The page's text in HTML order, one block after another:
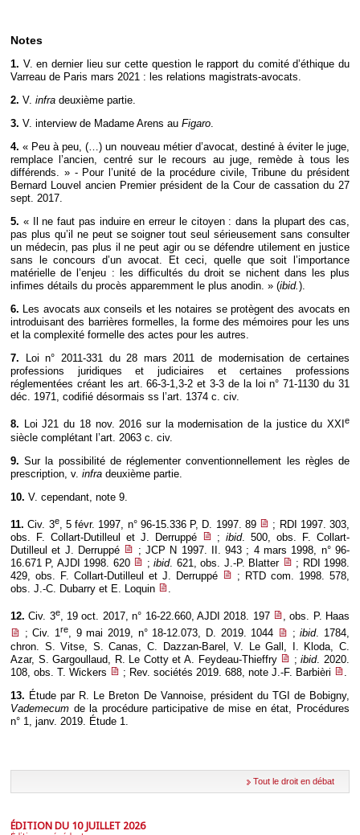
Notes
1. V. en dernier lieu sur cette question le rapport du comité d’éthique du
Varreau de Paris mars 2021 : les relations magistrats-avocats.
2. V. infra deuxième partie.
3. V. interview de Madame Arens au Figaro.
4. « Peu à peu, (…) un nouveau métier d’avocat, destiné à éviter le juge,
remplace l’ancien, centré sur le recours au juge, remède à tous les
différends. » - Pour l’unité de la procédure civile, Tribune du président
Bernard Louvel ancien Premier président de la Cour de cassation du 27
sept. 2017.
5. « Il ne faut pas induire en erreur le citoyen : dans la plupart des cas,
pas plus qu’il ne peut se soigner tout seul sérieusement sans consulter
un médecin, pas plus il ne peut agir ou se défendre utilement en justice
sans le concours d’un avocat. Et ceci, quelle que soit l’importance
matérielle de l’enjeu : les difficultés du droit se nichent dans les plus
infimes détails du procès apparemment le plus anodin. » (ibid.).
6. Les avocats aux conseils et les notaires se protègent des avocats en
introduisant des barrières formelles, la forme des mémoires pour les uns
et la complexité formelle des actes pour les autres.
7. Loi n° 2011-331 du 28 mars 2011 de modernisation de certaines
professions juridiques et judiciaires et certaines professions
réglementées créant les art. 66-3-1,3-2 et 3-3 de la loi n° 71-1130 du 31
déc. 1971, codifié désormais ss l’art. 1374 c. civ.
8. Loi J21 du 18 nov. 2016 sur la modernisation de la justice du XXI e
siècle complétant l’art. 2063 c. civ.
9.Sur la possibilité de réglementer conventionnellement les règles de
prescription, v. infra deuxième partie.
10. V. cependant, note 9.
11. Civ. 3e, 5 févr. 1997, n° 96-15.336 P, D. 1997. 89
; RDI 1997. 303,
obs. F. Collart-Dutilleul et J. Derruppé
;ibid. 500, obs. F. Collart-
Dutilleul et J. Derruppé
; JCP N 1997. II. 943 ; 4 mars 1998, n° 96-
16.671 P, AJDI 1998. 620
;ibid. 621, obs. J.-P. Blatter
; RDI 1998.
429, obs. F. Collart-Dutilleul et J. Derruppé
; RTD com. 1998. 578,
obs. J.-C. Dubarry et E. Loquin
.
12. Civ. 3e, 19 oct. 2017, n° 16-22.660, AJDI 2018. 197
, obs. P. Haas
; Civ. 1re, 9 mai 2019, n° 18-12.073, D. 2019. 1044 ;ibid. 1784,
chron. S. Vitse, S. Canas, C. Dazzan-Barel, V. Le Gall, I. Kloda, C.
Azar, S. Gargoullaud, R. Le Cotty et A. Feydeau-Thieffry
;ibid. 2020.
108, obs. T. Wickers
; Rev. sociétés 2019. 688, note J.-F. Barbièri
13. Étude par R. Le Breton De Vannoise, président du TGI de Bobigny,
Vademecum de la procédure participative de mise en état, Procédures
n° 1, janv. 2019. Étude 1.
Tout le droit en débat
ÉDITION DU 10 JUILLET 2026